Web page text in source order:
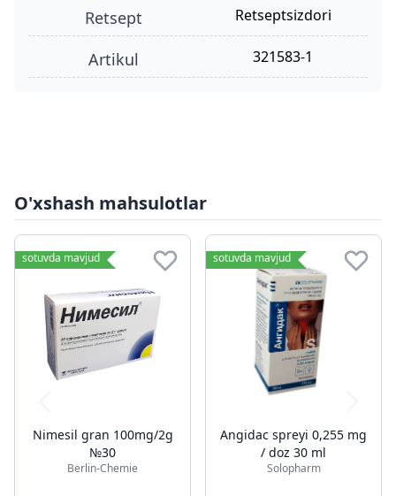
retsept retseptsizdori
Artikul 321583-1
O'xshash mahsulotlar
sotuvda mavjud
Nimesil gran 100mg/2g
№30
Berlin-Chemie
sotuvda mavjud
Angidac spreyi 0,255 mg
/ doz 30 ml
Solopharm